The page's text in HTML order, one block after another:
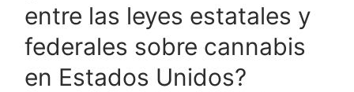
entre las leyes estatales y
federales sobre cannabis
en Estados Unidos?